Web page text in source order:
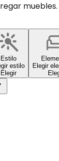
muebles.
Estilo
estilo
Elegir
Elegir